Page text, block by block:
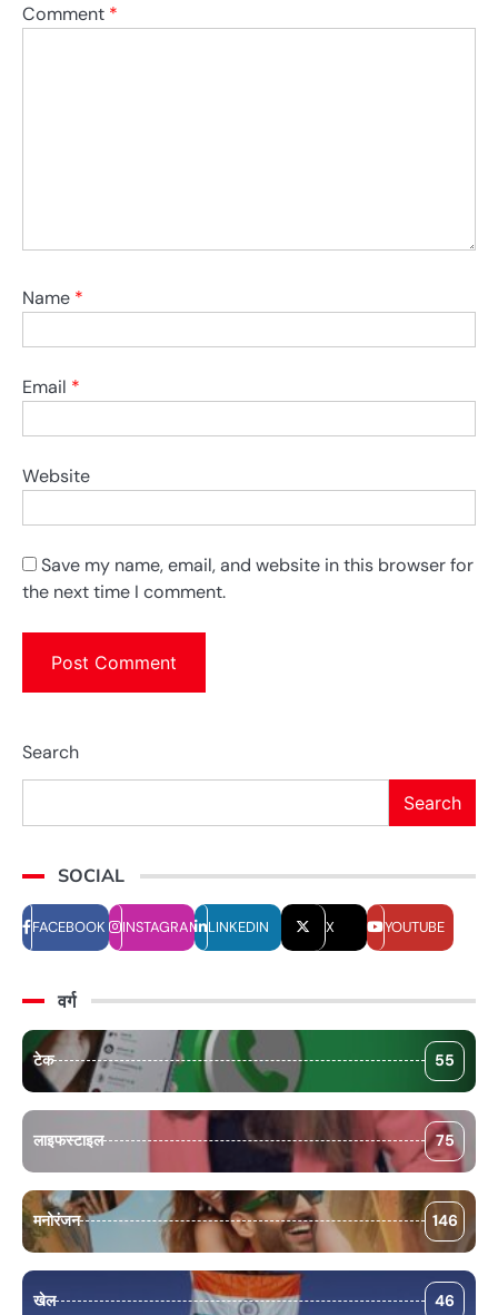
Comment *
Name *
Email *
Website
Save my name, email, and website in this browser for
the next time I comment.
Search
Search
SOCIAL
FACEBOOK INSTAGRAM LINKEDIN X YOUTUBE
वर्ग
टेक 55
लाइफस्टाइल 75
मनोरंजन 146
खेल 46